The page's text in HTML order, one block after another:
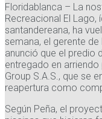
Floridablanca – La
Recreacional El Lago,
santandereana, ha
semana, el gerente de
anunció que el predio
entregado en
Group S.A.S., que se
reapertura como
Según Peña, el